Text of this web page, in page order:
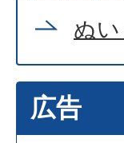
ぬ
広告